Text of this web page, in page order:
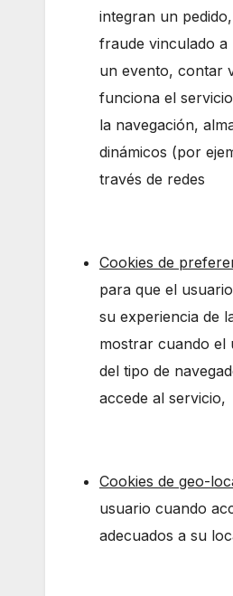
integran un
fraude vinculado a
un evento, contar
funciona el
la navegación,
dinámicos (por
través de redes
Cookies de
para que el
su experiencia de
mostrar cuando el
del tipo de
accede al servicio,
Cookies de geo-
usuario cuando
adecuados a su